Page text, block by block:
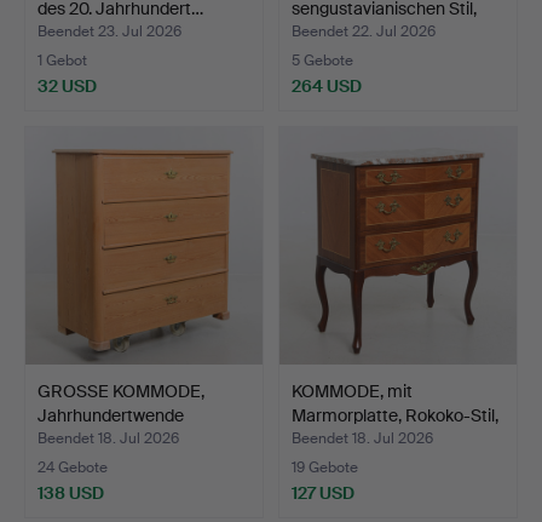
des 20. Jahrhundert…
Beendet 23. Jul 2026
1 Gebot
32 USD
sengustavianischen Stil,
19./2…
Beendet 22. Jul 2026
5 Gebote
264 USD
GROSSE KOMMODE,
Jahrhundertwende
1800/1900.
Beendet 18. Jul 2026
24 Gebote
138 USD
KOMMODE, mit
Marmorplatte, Rokoko-Stil,
20…
Beendet 18. Jul 2026
19 Gebote
127 USD